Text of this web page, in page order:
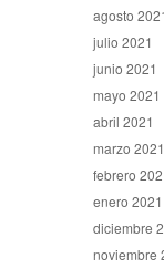
agosto
julio 2021
junio 2021
mayo 2021
abril 2021
marzo 2021
febrero
enero 2021
diciembre
noviembre